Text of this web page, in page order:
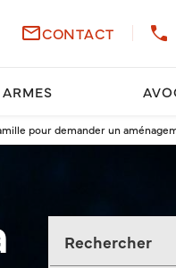
mail_outlineCONTACT
pour demander un
Rechercher